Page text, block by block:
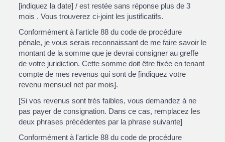
[indiquez la date] / est restée sans réponse plus de 3
mois . Vous trouverez ci-joint les justificatifs.
Conformément à l'article 88 du code de procédure
pénale, je vous serais reconnaissant de me faire savoir le
montant de la somme que je devrai consigner au greffe
de votre juridiction. Cette somme doit être fixée en tenant
compte de mes revenus qui sont de [indiquez votre
revenu mensuel net par mois].
[Si vos revenus sont très faibles, vous demandez à ne
pas payer de consignation. Dans ce cas, remplacez les
deux phrases précédentes par la phrase suivante]
Conformément à l'article 88 du code de procédure